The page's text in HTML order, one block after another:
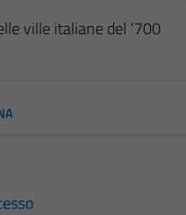
ville italiane del ‘700